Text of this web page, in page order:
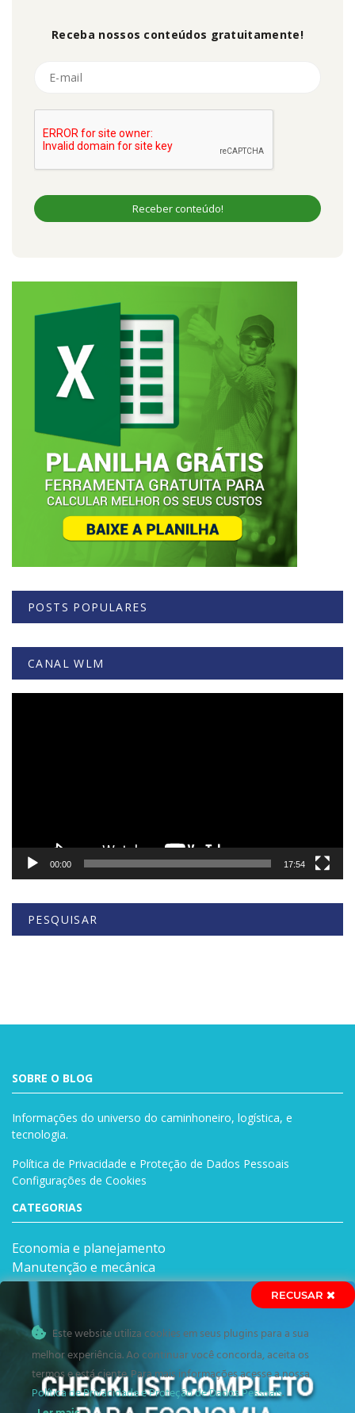
Receba nossos conteúdos gratuitamente!
POSTS POPULARES
CANAL WLM
00:00 17:54
PESQUISAR
SOBRE O BLOG
Informações do universo do caminhoneiro, logística, e
tecnologia.
Política de Privacidade e Proteção de Dados Pessoais
Configurações de Cookies
CATEGORIAS
Economia e planejamento
Manutenção e mecânica
Notícias
Vida de caminhoneiro
ENTRE EM CONTATO
Rodovia BR 381 Fernão Dias – Número 4000, 2º andar.
Riacho das Pedras – Contagem / MG
(31) 3399-1000
Este website utiliza cookies em seus plugins para a sua
melhor experiência. Ao continuar você concorda, aceita os
termos e está ciente. Para mais informações acesse a nossa
Política de Privacidade e Proteção de Dados Pessoais.